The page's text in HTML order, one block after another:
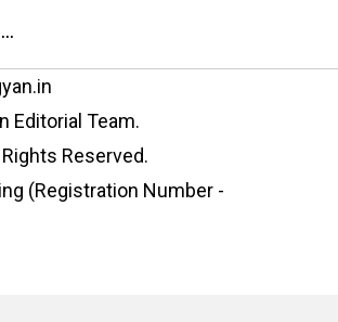
Editorial Team.
Reserved.
(Registration Number -